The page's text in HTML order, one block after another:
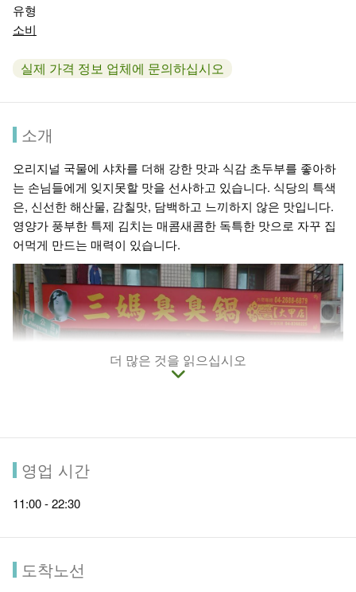
유형
소비
실제 가격 정보 업체에 문의하십시오
소개
오리지널 국물에 샤차를 더해 강한 맛과 식감 초두부를 좋아하
는 손님들에게 잊지못할 맛을 선사하고 있습니다. 식당의 특색
은, 신선한 해산물, 감칠맛, 담백하고 느끼하지 않은 맛입니다.
영양가 풍부한 특제 김치는 매콤새콤한 독특한 맛으로 자꾸 집
어먹게 만드는 매력이 있습니다.
더 많은 것을 읽으십시오
영업 시간
11:00 - 22:30
도착노선